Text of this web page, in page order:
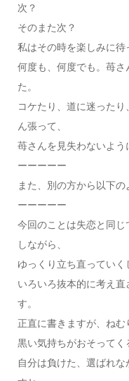
次？
そのまた次？
私はその時を楽しみに待
何度も、何度でも。苺
た。
コケたり、道に迷った
ん張って、
苺さんを見失わないよう
ーーーーー
また、別の方から以下の
ーーーーー
今回のことは失恋と同じ
しながら、
ゆっくり立ち直っていく
いろいろ抜本的に考え
す。
正直に書きますが、ねむ
黒い気持ちがおそってく
自分は負けた、選ばれ